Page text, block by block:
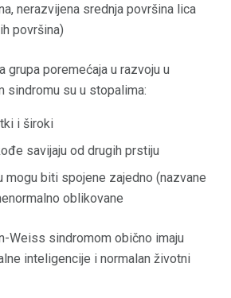
nerazvijena srednja površina lica
površina)
grupa poremećaja u razvoju u
sindromu su u stopalima:
i široki
savijaju od drugih prstiju
mogu biti spojene zajedno (nazvane
oblikovane
Weiss sindromom obično imaju
inteligencije i normalan životni